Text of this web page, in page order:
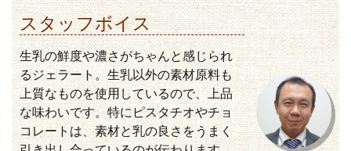
スタッフボイス
生乳の鮮度や濃さがちゃんと感じられ
るジェラート。生乳以外の素材原料も
上質なものを使用しているので、上品
な味わいです。特にピスタチオやチョ
コレートは、素材と乳の良さをうまく